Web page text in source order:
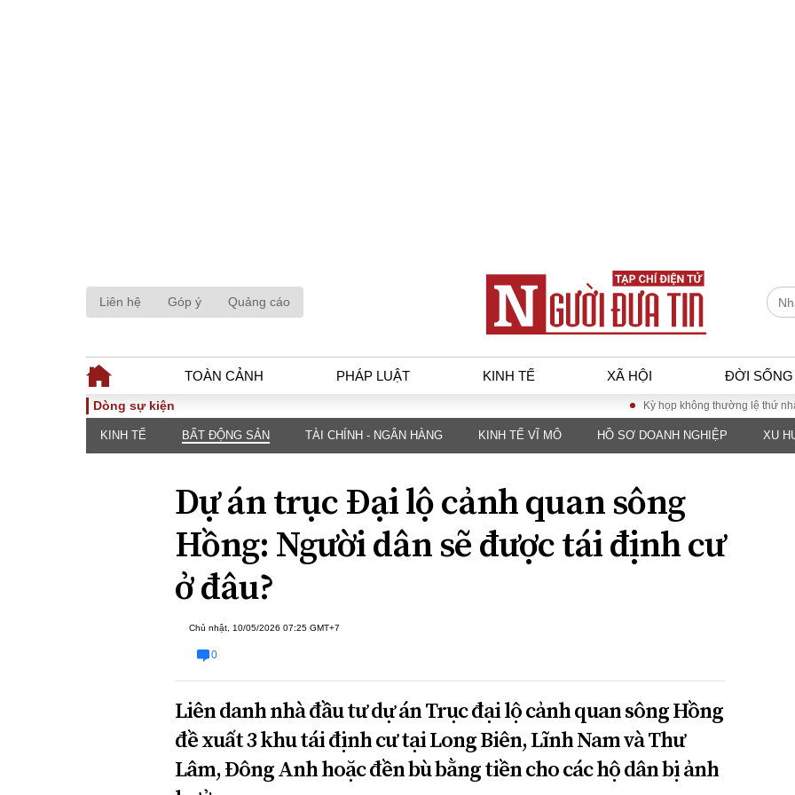
Liên hệ Góp ý Quảng cáo
TOÀN CẢNH PHÁP LUẬT KINH TẾ XÃ HỘI ĐỜI SỐNG
TOÀN CẢNH
Chính sách
Đối thoại
Thế giới
PHÁP LUẬT
luật
Góc nhìn luật gia
Hồ sơ điều tra
KINH TẾ
Tài chính - Ngân
hàng
Kinh tế vĩ mô
XÃ HỘI
ĐA CHIỀU
Quan điểm
INFOCUS
Dòng sự kiện Kỳ họp không thường lệ thứ nhất,
KINH TẾ BẤT ĐỘNG SẢN TÀI CHÍNH - NGÂN HÀNG KINH TẾ VĨ MÔ HỒ SƠ DOANH NGHIỆP XU
Dự án trục Đại lộ cảnh quan sông
Hồng: Người dân sẽ được tái định cư
ở đâu?
Chủ nhật, 10/05/2026 07:25 GMT+7
0
Liên danh nhà đầu tư dự án Trục đại lộ cảnh quan sông Hồng
đề xuất 3 khu tái định cư tại Long Biên, Lĩnh Nam và Thư
Lâm, Đông Anh hoặc đền bù bằng tiền cho các hộ dân bị ảnh